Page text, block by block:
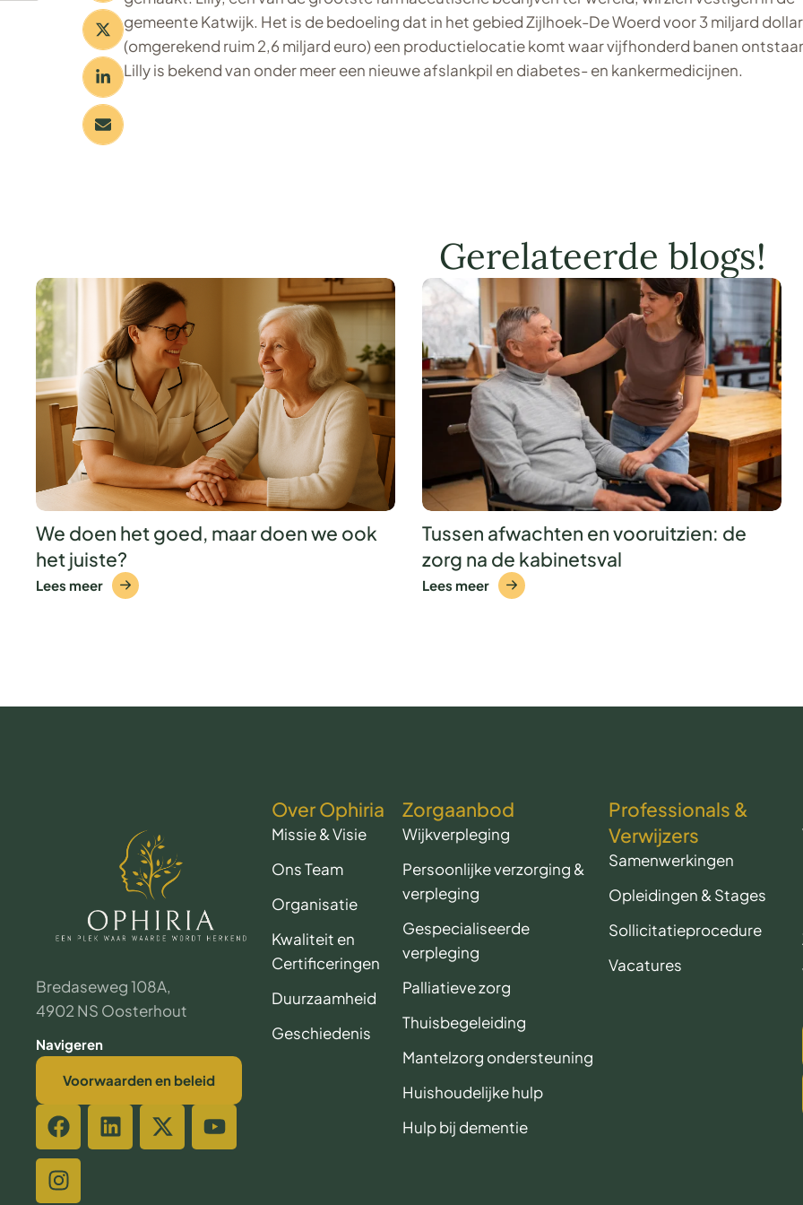
gemeente Katwijk. Het is de bedoeling dat in het gebied Zijlhoek-De Woerd voor 3 miljard dollar
(omgerekend ruim 2,6 miljard euro) een productielocatie komt waar vijfhonderd banen
Lilly is bekend van onder meer een nieuwe afslankpil en diabetes- en kankermedicijnen.
Gerelateerde blogs!
We doen het goed, maar doen we ook
het juiste?
Lees meer
Tussen afwachten en vooruitzien: de
zorg na de kabinetsval
Lees meer
Bredaseweg 108A,
4902 NS Oosterhout
Navigeren
Voorwaarden en beleid
Over Ophiria
Missie & Visie
Ons Team
Organisatie
Kwaliteit en
Certificeringen
Duurzaamheid
Geschiedenis
Zorgaanbod
Wijkverpleging
Persoonlijke verzorging &
verpleging
Gespecialiseerde
verpleging
Palliatieve zorg
Thuisbegeleiding
Mantelzorg ondersteuning
Huishoudelijke hulp
Hulp bij dementie
Professionals &
Verwijzers
Samenwerkingen
Opleidingen & Stages
Sollicitatieprocedure
Vacatures